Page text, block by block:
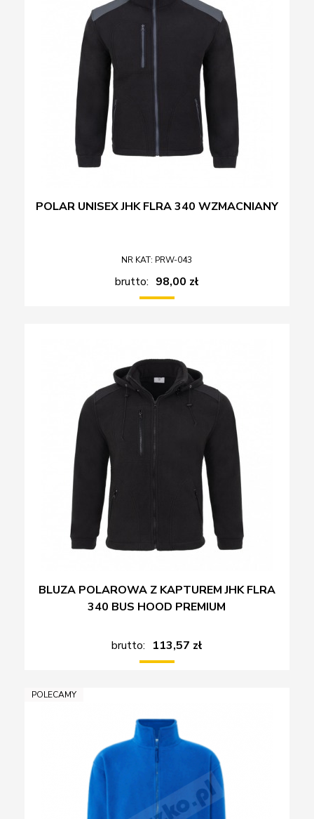
POLAR UNISEX JHK FLRA 340 WZMACNIANY
NR KAT: PRW-043
brutto: 98,00 zł
BLUZA POLAROWA Z KAPTUREM JHK FLRA
340 BUS HOOD PREMIUM
brutto: 113,57 zł
POLECAMY